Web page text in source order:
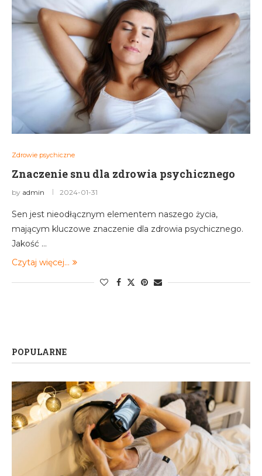
Zdrowie psychiczne
Znaczenie snu dla zdrowia psychicznego
by admin 2024-01-31
Sen jest nieodłącznym elementem naszego życia,
mającym kluczowe znaczenie dla zdrowia psychicznego.
Jakość …
Czytaj więcej...
POPULARNE